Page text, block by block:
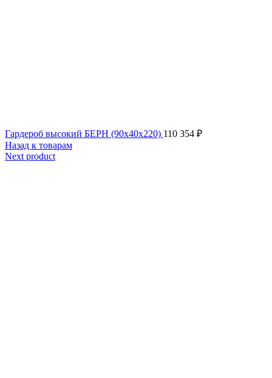
Гардероб высокий БЕРН (90x40x220) 110 354 ₽
Назад к товарам
Next product